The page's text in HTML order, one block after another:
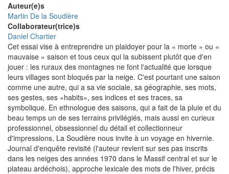
Auteur(e)s
Martin De la Soudière
Collaborateur(trice)s
Daniel Chartier
Cet essai vise à entreprendre un plaidoyer pour la « morte » ou «
mauvaise » saison et tous ceux qui la subissent plutôt que d'en
jouer : les ruraux des montagnes ne font l'actualité que lorsque
leurs villages sont bloqués par la neige. C'est pourtant une saison
comme une autre, qui a sa vie sociale, sa géographie, ses mots,
ses gestes, ses «habits», ses indices et ses traces, sa
symbolique. En ethnologue des saisons, qui a fait de la pluie et du
beau temps un de ses terrains privilégiés, mais aussi en curieux
professionnel, obsessionnel du détail et collectionneur
d'impressions, La Soudière nous invite à un voyage en hivernie.
Journal d'enquête revisité (l'auteur revient sur ses pas inscrits
dans les neiges des années 1970 dans le Massif central et sur le
plateau ardéchois), approche lexicale des mots de l'hiver, précis